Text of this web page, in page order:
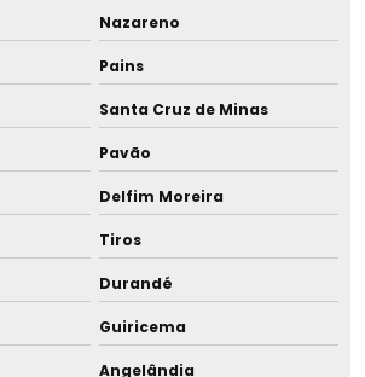
Nazareno
Pains
Santa Cruz de Minas
Pavão
Delfim Moreira
Tiros
Durandé
Guiricema
Angelândia